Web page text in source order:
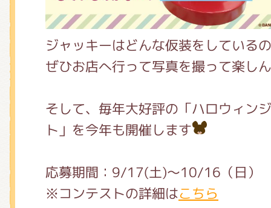
ジャッキーはどんな仮装をしている
ぜひお店へ行って写真を撮って楽し
そして、毎年大好評の「ハロウィン
ト」を今年も開催します
応募期間：9/17(土)～10/16（日）
※コンテストの詳細はこちら